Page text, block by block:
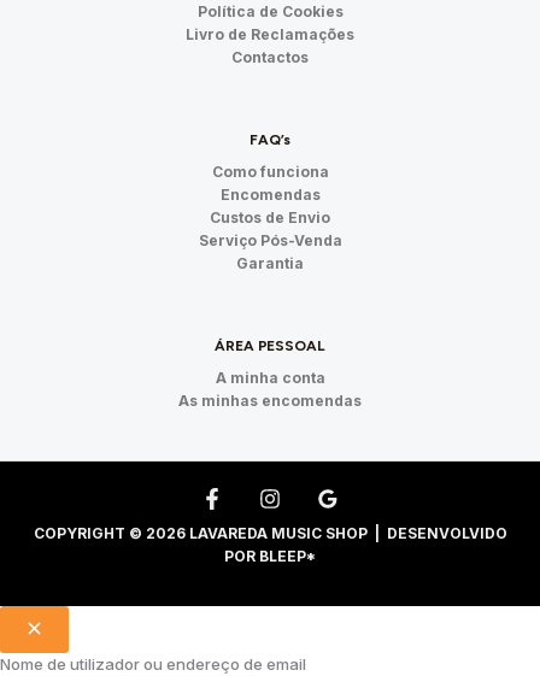
Política de Cookies
Livro de Reclamações
Contactos
FAQ’s
Como funciona
Encomendas
Custos de Envio
Serviço Pós-Venda
Garantia
ÁREA PESSOAL
A minha conta
As minhas encomendas
COPYRIGHT © 2026 LAVAREDA MUSIC SHOP | DESENVOLVIDO
POR BLEEP*
Nome de utilizador ou endereço de email